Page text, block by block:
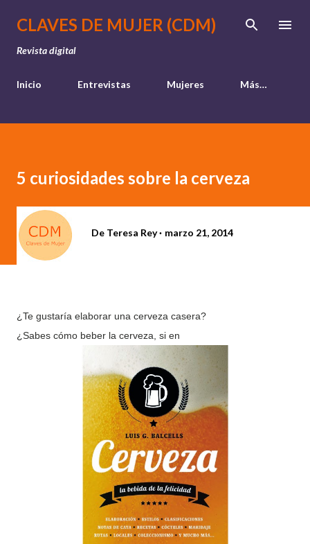
Ir al contenido principal
CLAVES DE MUJER (CDM)
Revista digital
Inicio Entrevistas Mujeres Más…
5 curiosidades sobre la cerveza
De Teresa Rey marzo 21, 2014
¿Te gustaría elaborar una cerveza casera?
¿Sabes cómo beber la cerveza, si en